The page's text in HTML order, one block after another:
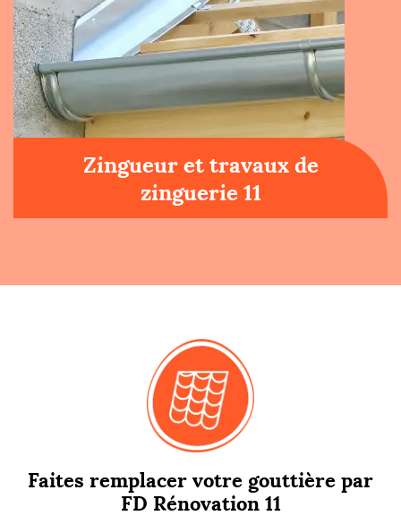
Zingueur et travaux de
zinguerie 11
Faites remplacer votre gouttière par
FD Rénovation 11